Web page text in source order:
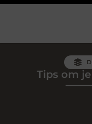
Tips om